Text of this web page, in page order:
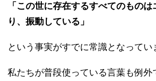
「この世に存在するすべてのもの
り、振動している」
という事実がすでに常識となってい
私たちが普段使っている言葉も例外